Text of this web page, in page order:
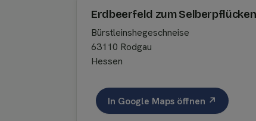
Erdbeerfeld zum
Bürstleinshegeschneise
63110 Rodgau
Hessen
In Google Maps öffnen ↗